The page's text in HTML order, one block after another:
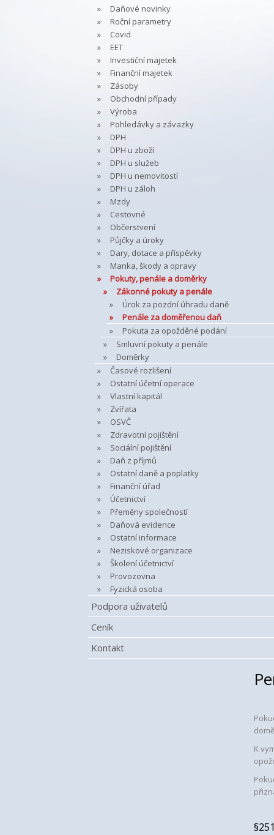
Daňové novinky
Roční parametry
Covid
EET
Investiční majetek
Finanční majetek
Zásoby
Obchodní případy
Výroba
Pohledávky a závazky
DPH
DPH u zboží
DPH u služeb
DPH u nemovitostí
DPH u záloh
Mzdy
Cestovné
Občerstvení
Půjčky a úroky
Dary, dotace a příspěvky
Manka, škody a opravy
Pokuty, penále a doměrky
Zákonné pokuty a penále
Úrok za pozdní úhradu daně
Penále za doměřenou daň
Pokuta za opožděné podání
Smluvní pokuty a penále
Doměrky
Časové rozlišení
Ostatní účetní operace
Vlastní kapitál
Zvířata
OSVČ
Zdravotní pojištění
Sociální pojištění
Daň z příjmů
Ostatní daně a poplatky
Finanční úřad
Účetnictví
Přeměny společností
Daňová evidence
Ostatní informace
Neziskové organizace
Školení účetnictví
Provozovna
Fyzická osoba
Podpora uživatelů
Ceník
Kontakt
K